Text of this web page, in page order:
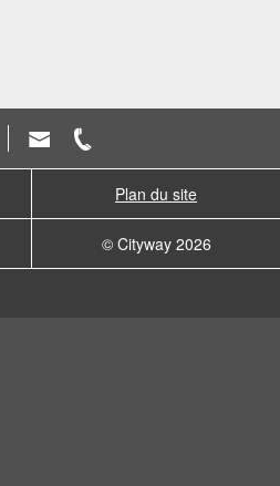
Plan du site
© Cityway 2026